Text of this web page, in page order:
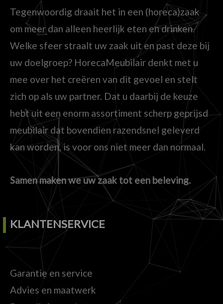
Tegenwoordig draait het in een (horeca)zaak
om meer dan alleen heerlijk eten en drinken.
Welke sfeer straalt uw zaak uit en past deze bij
uw doelgroep? HorecaMeubilair denkt met u
mee over het creëren van dit gevoel en stelt
zich op als uw partner. Dat u daarbij de keuze
hebt uit een enorm assortiment scherp geprijsd
meubilair dat bovendien razendsnel geleverd
kan worden, is voor ons niet meer dan normaal.
Samen maken we uw zaak tot een beleving.
KLANTENSERVICE
Garantie en service
Advies en maatwerk